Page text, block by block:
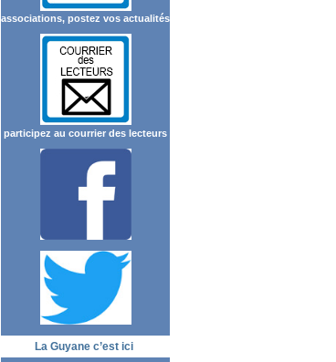
associations, postez vos actualités
participez au courrier des lecteurs
La Guyane c’est ici